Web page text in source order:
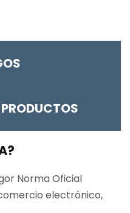
Norma Oficial
electrónico,